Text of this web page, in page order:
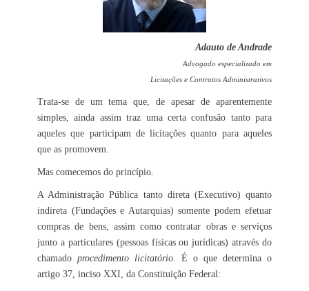
Adauto de Andrade
Advogado especializado em
Licitações e Contratos Administrativos
Trata-se de um tema que, de apesar de aparentemente
simples, ainda assim traz uma certa confusão tanto para
aqueles que participam de licitações quanto para aqueles
que as promovem.
Mas comecemos do princípio.
A Administração Pública tanto direta (Executivo) quanto
indireta (Fundações e Autarquias) somente podem efetuar
compras de bens, assim como contratar obras e serviços
junto a particulares (pessoas físicas ou jurídicas) através do
chamado procedimento licitatório. É o que determina o
artigo 37, inciso XXI, da Constituição Federal: